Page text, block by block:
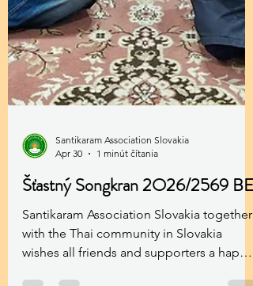
Santikaram Association Slovakia